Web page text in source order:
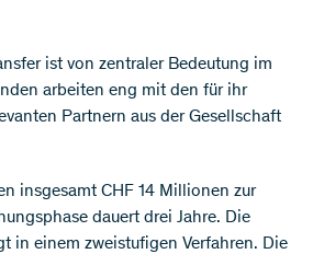
ist von zentraler Bedeutung im
arbeiten eng mit den für ihr
Partnern aus der Gesellschaft
insgesamt CHF 14 Millionen zur
dauert drei Jahre. Die
in einem zweistufigen Verfahren. Die